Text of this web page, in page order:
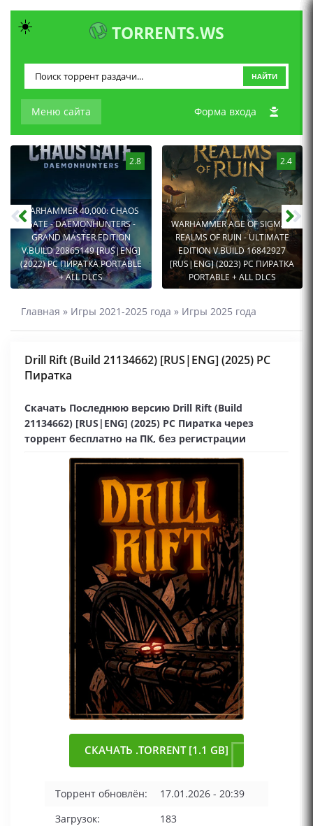
TORRENTS.WS
Меню сайта
НАЙТИ
Форма входа
2.8
WARHAMMER 40,000: CHAOS
GATE - DAEMONHUNTERS -
GRAND MASTER EDITION
V.BUILD 20865149 [RUS|ENG]
(2022) PC ПИРАТКА PORTABLE
+ ALL DLCS
2.4
WARHAMMER AGE OF SIGMAR:
REALMS OF RUIN - ULTIMATE
EDITION V.BUILD 16842927
[RUS|ENG] (2023) PC ПИРАТКА
PORTABLE + ALL DLCS
Главная » Игры 2021-2025 года » Игры 2025 года
Drill Rift (Build 21134662) [RUS|ENG] (2025) PC
Пиратка
Скачать Последнюю версию Drill Rift (Build
21134662) [RUS|ENG] (2025) PC Пиратка через
торрент бесплатно на ПК, без регистрации
СКАЧАТЬ .TORRENT [1.1 GB]
Торрент обновлён:
17.01.2026 - 20:39
Загрузок:
183
☀️